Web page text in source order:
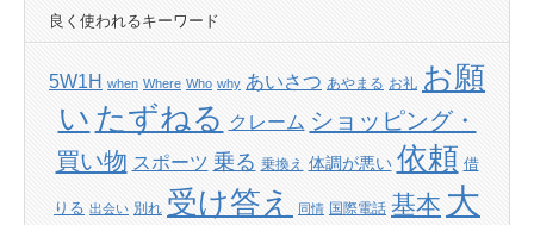
良く使われるキーワード
5W1H when Where Who why あいさつ あやまる お礼 お願
い たずねる クレーム ショッピング・
買い物 スポーツ 乗る 乗換え 体調が悪い 依頼 借
りる 出会い 別れ 受け答え 同情 国際電話 基本 大